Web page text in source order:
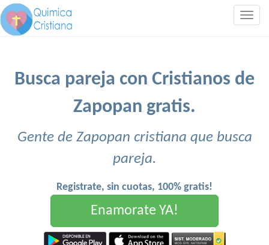
Busca pareja con Cristianos de
Zapopan gratis.
Gente de Zapopan cristiana que busca
pareja.
Registrate, sin cuotas, 100% gratis!
Enamorate YA!